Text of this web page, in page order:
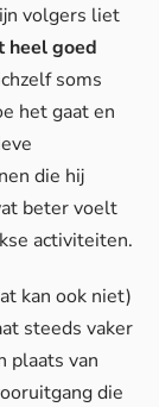
volgers liet
heel goed
soms
het gaat en
die hij
beter voelt
activiteiten.
kan ook niet)
steeds vaker
plaats van
die